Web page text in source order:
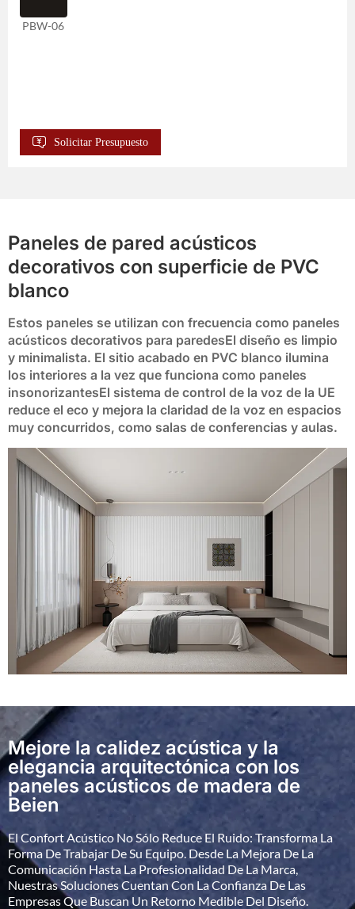
PBW-06
Solicitar Presupuesto
Paneles de pared acústicos
decorativos con superficie de PVC
blanco
Estos paneles se utilizan con frecuencia como paneles
acústicos decorativos para paredesEl diseño es limpio
y minimalista. El sitio acabado en PVC blanco ilumina
los interiores a la vez que funciona como paneles
insonorizantesEl sistema de control de la voz de la UE
reduce el eco y mejora la claridad de la voz en espacios
muy concurridos, como salas de conferencias y aulas.
Mejore la calidez acústica y la
elegancia arquitectónica con los
paneles acústicos de madera de
Beien
El Confort Acústico No Sólo Reduce El Ruido: Transforma La
Forma De Trabajar De Su Equipo. Desde La Mejora De La
Comunicación Hasta La Profesionalidad De La Marca,
Nuestras Soluciones Cuentan Con La Confianza De Las
Empresas Que Buscan Un Retorno Medible Del Diseño.